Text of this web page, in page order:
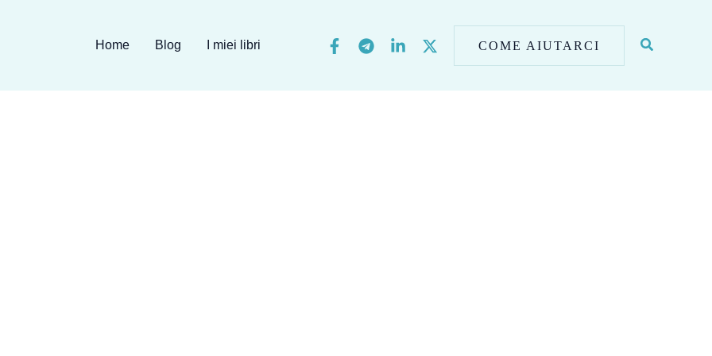
Home Blog I miei libri COME AIUTARCI